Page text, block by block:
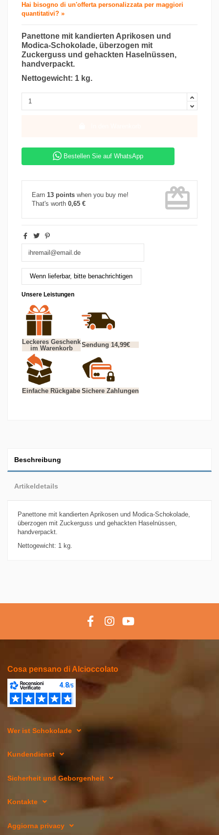
Hai bisogno di un'offerta personalizzata per maggiori
quantitativi? »
Panettone mit kandierten Aprikosen und
Modica-Schokolade, überzogen mit
Zuckerguss und gehackten Haselnüssen,
handverpackt.
Nettogewicht: 1 kg.
Bestellen Sie auf WhatsApp
Earn 13 points when you buy me!
That's worth 0,65 € card_giftcard
Unsere Leistungen
Leckeres Geschenk
im Warenkorb
Sendung 14,99€
Einfache Rückgabe Sichere Zahlungen
Beschreibung
Artikeldetails
Panettone mit kandierten Aprikosen und Modica-Schokolade,
überzogen mit Zuckerguss und gehackten Haselnüssen,
handverpackt.
Nettogewicht: 1 kg.
Cosa pensano di Alcioccolato
Wer ist Schokolade
Kundendienst
Sicherheit und Geborgenheit
Kontakte
Aggiorna privacy